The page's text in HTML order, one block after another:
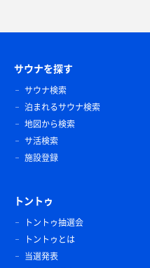
サウナを探す
サウナ検索
泊まれるサウナ検索
地図から検索
サ活検索
施設登録
トントゥ
トントゥ抽選会
トントゥとは
当選発表